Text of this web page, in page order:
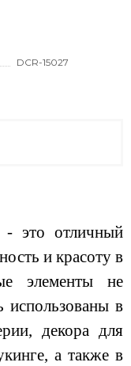
DCR-15027
это отличный
и красоту в
элементы не
в
декора для
а также в